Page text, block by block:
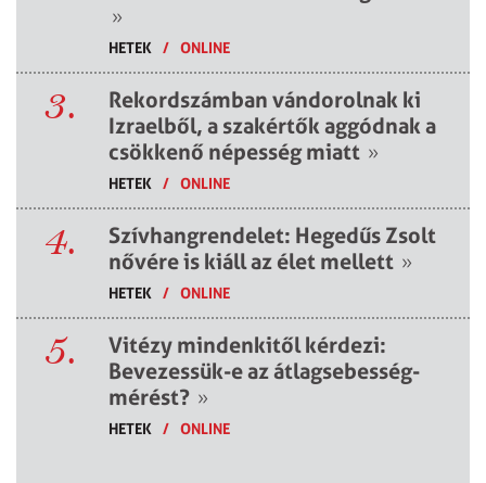
»
HETEK / ONLINE
3.
Rekordszámban vándorolnak ki
Izraelből, a szakértők aggódnak a
csökkenő népesség miatt »
HETEK / ONLINE
4.
Szívhangrendelet: Hegedűs Zsolt
nővére is kiáll az élet mellett »
HETEK / ONLINE
5.
Vitézy mindenkitől kérdezi:
Bevezessük-e az átlagsebesség-
mérést? »
HETEK / ONLINE